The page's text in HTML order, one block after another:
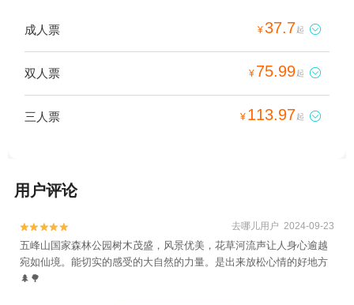
成人票 ¥37.7起 
双人票 ¥ 75.99起 
三人票 ¥ 113.97起 
用户评论

 去哪儿用户 2024-09-23
五峰山国家森林公园树木茂盛，风景优美，花草河流声让人身心逾越
宛如仙境。能切实的感受的大自然的力量。是出来放松心情的好地方
🌲🌳